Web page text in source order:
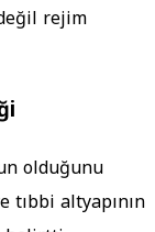
rejim
olduğunu
altyapının